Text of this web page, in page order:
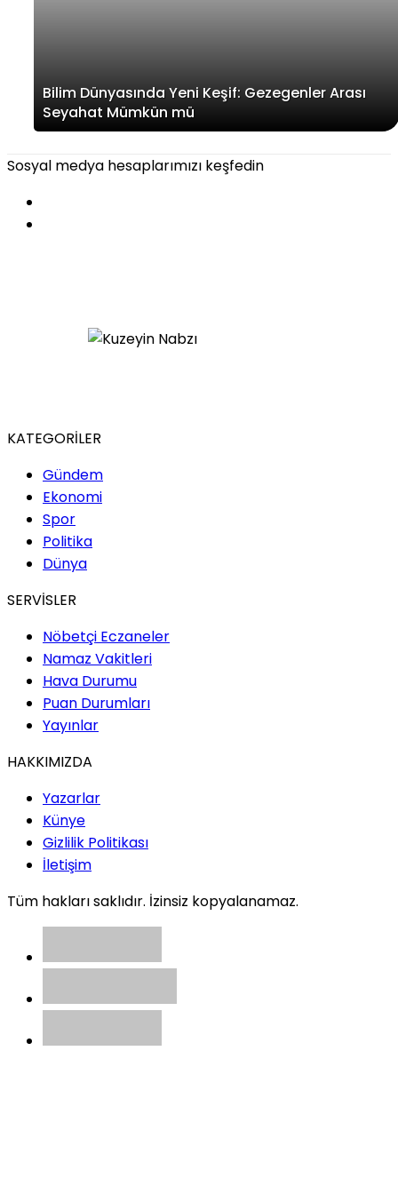
Bilim Dünyasında Yeni Keşif: Gezegenler Arası
Seyahat Mümkün mü
Sosyal medya hesaplarımızı keşfedin
KATEGORİLER
Gündem
Ekonomi
Spor
Politika
Dünya
SERVİSLER
Nöbetçi Eczaneler
Namaz Vakitleri
Hava Durumu
Puan Durumları
Yayınlar
HAKKIMIZDA
Yazarlar
Künye
Gizlilik Politikası
İletişim
Tüm hakları saklıdır. İzinsiz kopyalanamaz.